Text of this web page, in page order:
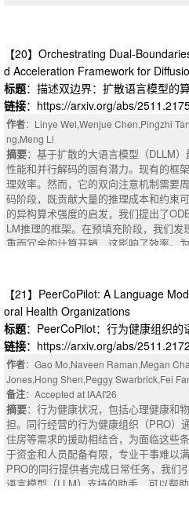
Preference Ratios (BPR) ranging from
systematic preferences for stereotypes
cross age, profession, and gender
peared to show weaker bias in our
may mitigate some associations.
ys for future research on culturally
n, offering key methodologies for the
able, context-aware, and globally
一种新的RL方法，在一个单一的框架
语言增强现有RL组件的工作不同，
优化循环的中心-直接基于奖励反馈和自
明，LLM可以在上下文中进行数值优化
知识和策略提示，可以导致更明智的探
Gymnasium任务中进行了评估，涵盖经
并与七种广泛采用的RL算法（例如，
务中的8项上优于所有基线，并在提供
些结果突出了统一语义和数字的潜力，
L。
摘要 ：Reinforcement Learning (RL)
nals, limiting its ability to leverage the
able in real-world tasks. In contrast,
【20】Orchestrating Dual-
d Acceleration Framework for
标题：描述双边界：扩散语言模型的
链接：https://arxiv.org/abs/
作者：Linye Wei,Wenjue Chen,Pingzhi
ng,Meng Li
摘要：基于扩散的大语言模型（DLLM
性能和并行解码的固有潜力。现有的框
理效率。然而，它的双向注意机制需要
码阶段，既贡献大量的推理成本和约束
的异构算术强度的启发，我们提出了
LM推理的框架。在预填充阶段，我们
重而冗余的计算开销，这影响了效率。
解码方法，以提高效率，减少解码迭代
别比基线dLLM和Fast-dLLM实现了46-
减轻了现有加速框架中的精度下降。
摘要：Diffusion-based large language
d significant attention for their
tial for parallel decoding. Existing
efficiency by enabling KV caching.
hanism necessitates periodic cache
coding phases, both contributing
ng achievable speedup. Inspired by
of the prefill and decoding phases, we
at orchestrates dual-boundaries to
phase, we find that the predefined fixed
yet redundant computational
【21】PeerCoPilot: A Language
oral Health Organizations
标题：PeerCoPilot：行为健康组织的
链接：https://arxiv.org/abs/
作者：Gao Mo,Naveen Raman,Megan
Jones,Hong Shen,Peggy Swarbrick,Fei
备注：Accepted at IAAI'26
摘要：行为健康状况，包括心理健康和
担。同行经营的行为健康组织（PRO）
住房等需求的援助相结合，为面临这些
于资金和人员配备有限，专业干事难以
PRO的同行提供者完成日常任务，我们
语言模型（LLM）支持的助手，可以帮